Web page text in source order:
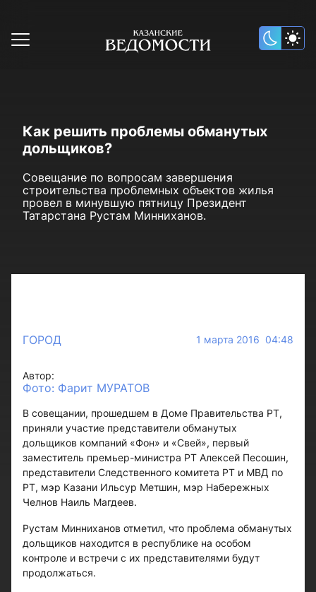
Как решить проблемы обманутых
дольщиков?
Совещание по вопросам завершения
строительства проблемных объектов жилья
провел в минувшую пятницу Президент
Татарстана Рустам Минниханов.
ГОРОД 1 марта 2016 04:48
Автор:
Фото: Фарит МУРАТОВ
В совещании, прошедшем в Доме Правительства РТ,
приняли участие представители обманутых
дольщиков компаний «Фон» и «Свей», первый
заместитель премьер-министра РТ Алексей Песошин,
представители Следственного комитета РТ и МВД по
РТ, мэр Казани Ильсур Метшин, мэр Набережных
Челнов Наиль Магдеев.
Рустам Минниханов отметил, что проблема обманутых
дольщиков находится в республике на особом
контроле и встречи с их представителями будут
продолжаться.